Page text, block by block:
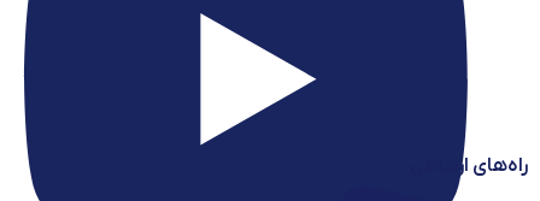
راه‌های ارتباطی